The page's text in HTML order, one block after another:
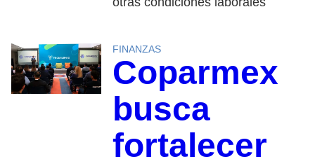
FINANZAS
Coparmex
busca
fortalecer